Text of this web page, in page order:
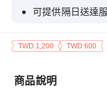
可提供隔日送達
提供包含交通的
TWD 1,200 TWD 600
商品說明